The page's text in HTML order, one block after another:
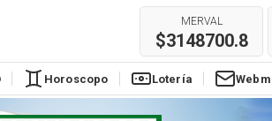
DÓLAR BLUE
$1530
REAL
$304
MERVAL
$3148700.8
Horoscopo Lotería